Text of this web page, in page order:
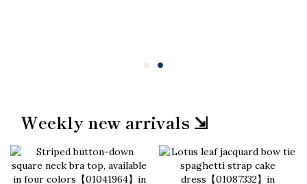
Weekly new arrivals ⇲